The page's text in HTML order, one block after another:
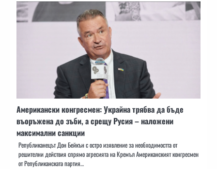
Американски конгресмен: Украйна трябва да бъде
въоръжена до зъби, а срещу Русия – наложени
максимални санкции
Републиканецът Дон Бейкън с остро изявление за необходимостта от
решителни действия спрямо агресията на Кремъл Американският конгресмен
от Републиканската партия…